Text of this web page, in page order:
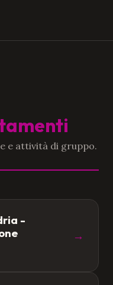
e attività di gruppo.
-
→